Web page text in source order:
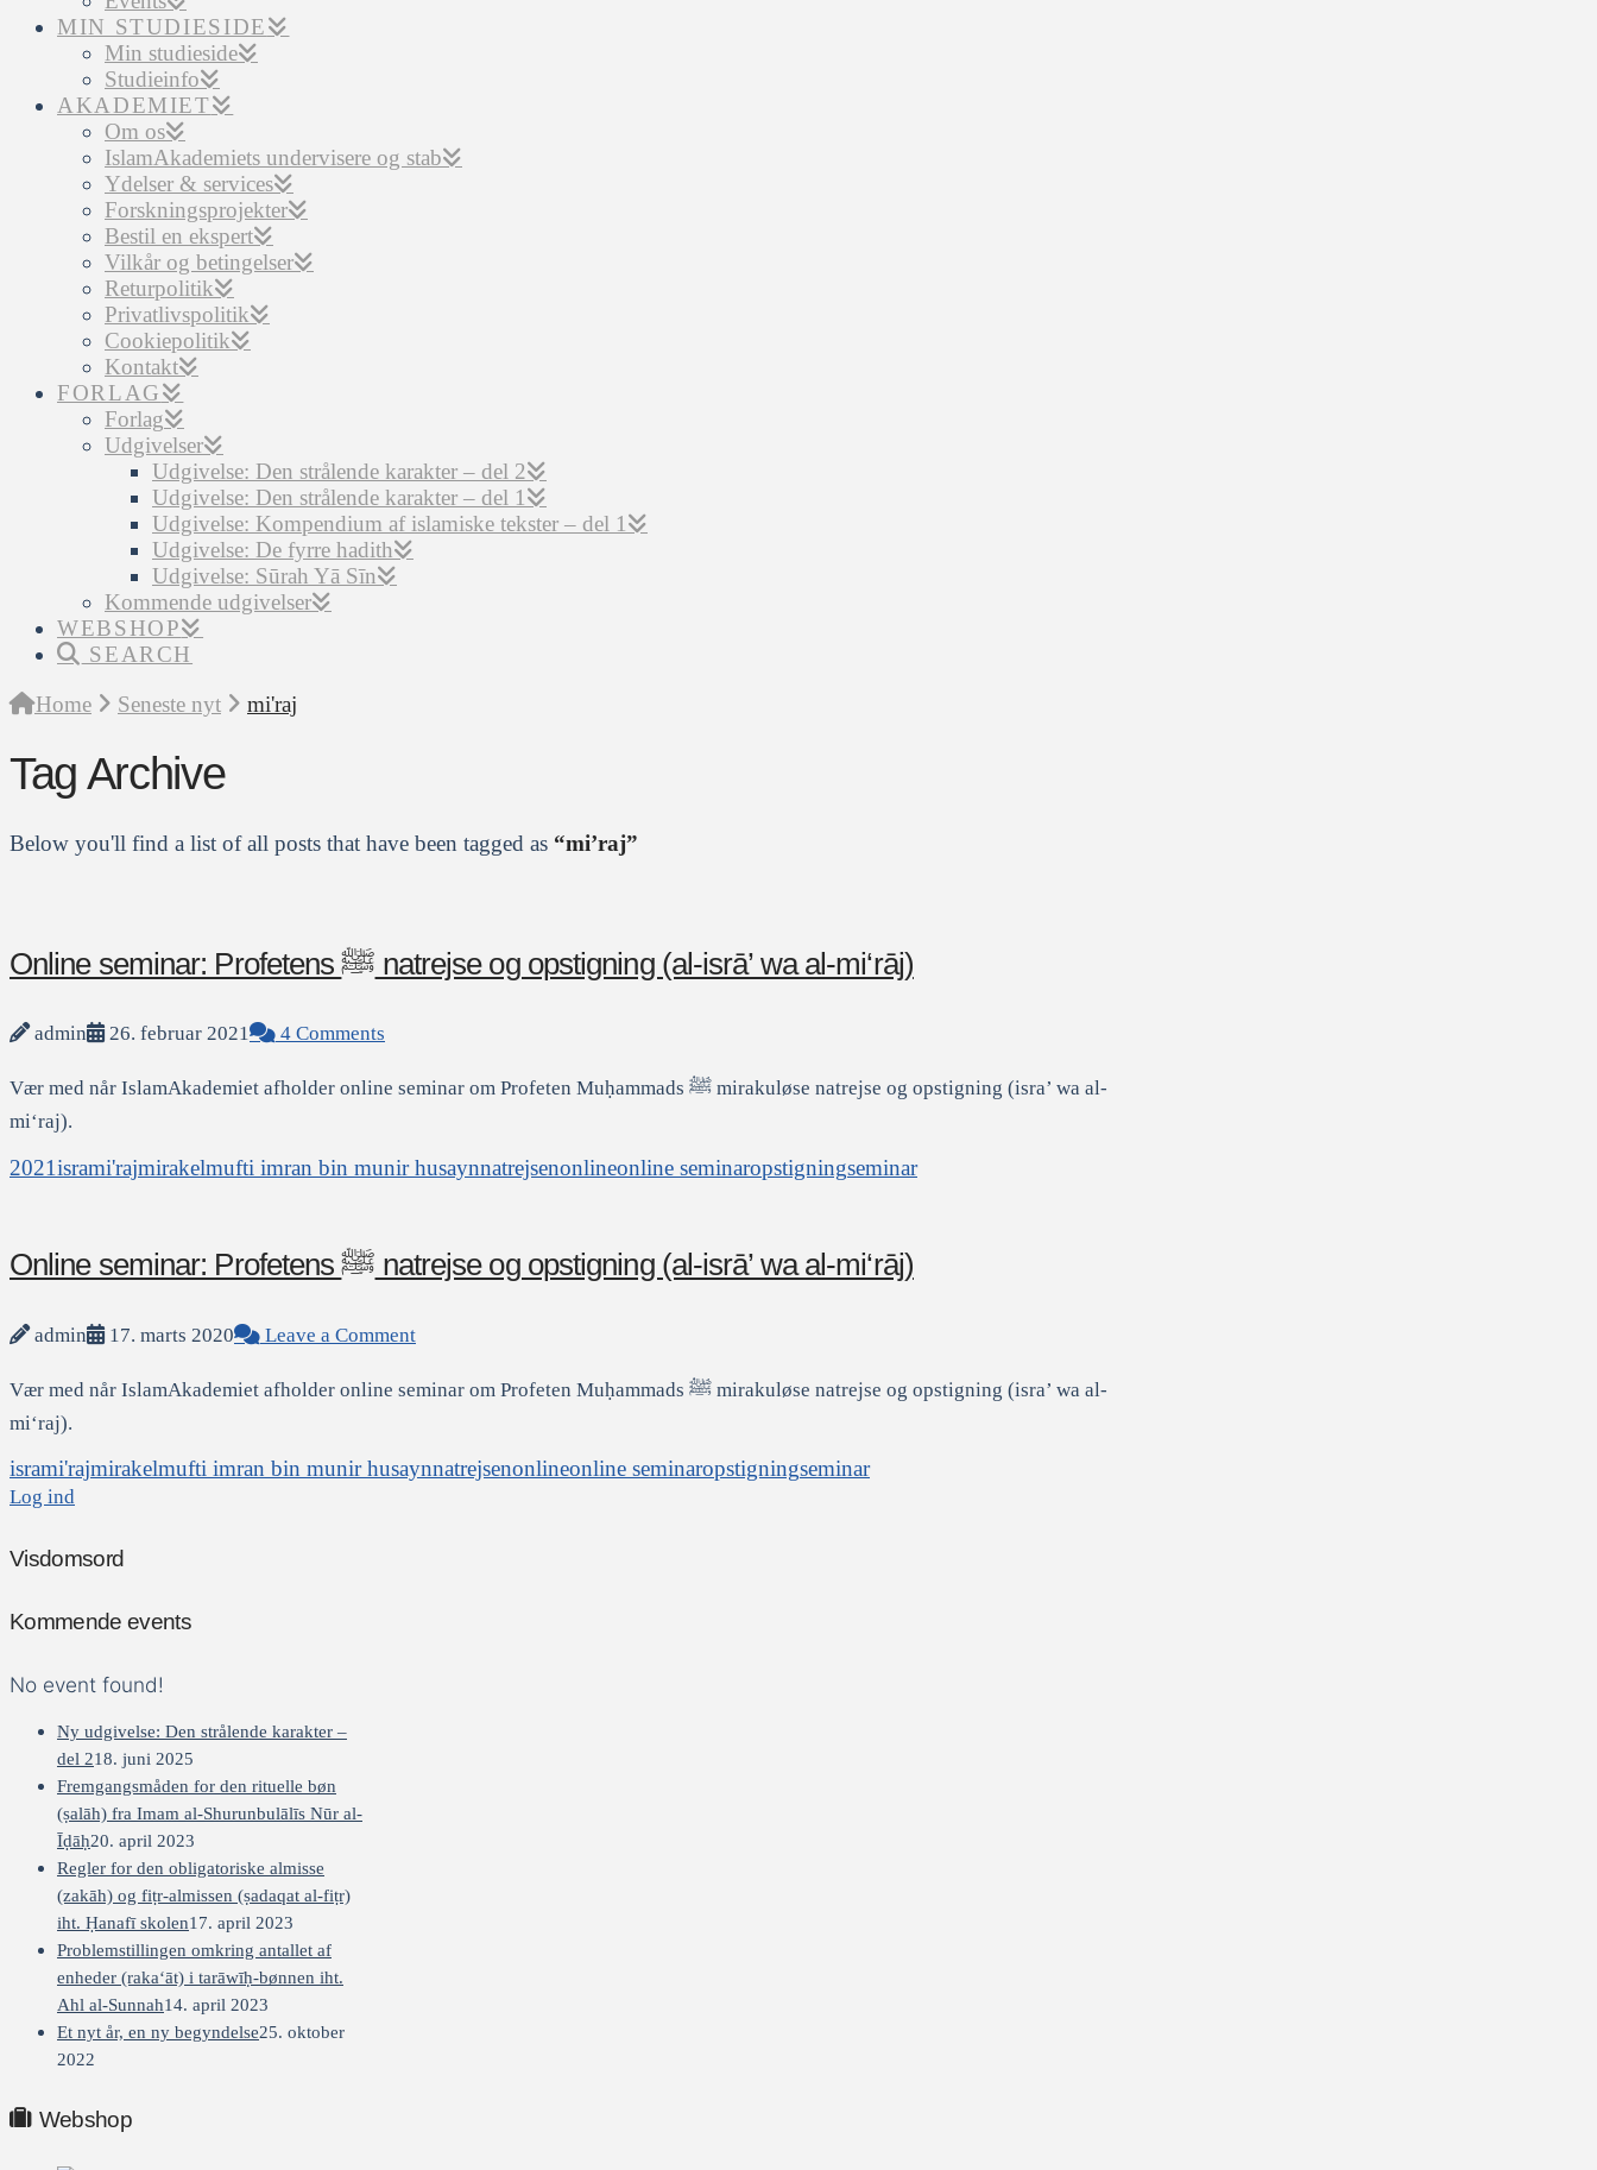
MIN STUDIESIDE
Min studieside
Studieinfo
AKADEMIET
Om os
IslamAkademiets undervisere og stab
Ydelser & services
Forskningsprojekter
Bestil en ekspert
Vilkår og betingelser
Returpolitik
Privatlivspolitik
Cookiepolitik
Kontakt
FORLAG
Forlag
Udgivelser
Udgivelse: Den strålende karakter – del 2
Udgivelse: Den strålende karakter – del 1
Udgivelse: Kompendium af islamiske tekster – del 1
Udgivelse: De fyrre hadith
Udgivelse: Sūrah Yā Sīn
Kommende udgivelser
WEBSHOP
SEARCH
Home
Seneste nyt mi'raj
Tag Archive
Below you'll find a list of all posts that have been tagged as “mi’raj”
Online seminar: Profetens ﷺ natrejse og opstigning (al-isrā’ wa al-mi‘rāj)
admin 26. februar 2021 4 Comments
Vær med når IslamAkademiet afholder online seminar om Profeten Muḥammads ﷺ mirakuløse natrejse og opstigning (isra’ wa al-
mi‘raj).
2021isrami'rajmirakelmufti imran bin munir husaynnatrejsenonlineonline seminaropstigningseminar
Online seminar: Profetens ﷺ natrejse og opstigning (al-isrā’ wa al-mi‘rāj)
admin 17. marts 2020 Leave a Comment
Vær med når IslamAkademiet afholder online seminar om Profeten Muḥammads ﷺ mirakuløse natrejse og opstigning (isra’ wa al-
mi‘raj).
isrami'rajmirakelmufti imran bin munir husaynnatrejsenonlineonline seminaropstigningseminar
Log ind
Visdomsord
Kommende events
No event found!
Ny udgivelse: Den strålende karakter –
del 218. juni 2025
Fremgangsmåden for den rituelle bøn
(ṣalāh) fra Imam al-Shurunbulālīs Nūr al-
Īḍāḥ20. april 2023
Regler for den obligatoriske almisse
(zakāh) og fiṭr-almissen (ṣadaqat al-fiṭr)
iht. Ḥanafī skolen17. april 2023
Problemstillingen omkring antallet af
enheder (raka‘āt) i tarāwīḥ-bønnen iht.
Ahl al-Sunnah14. april 2023
Et nyt år, en ny begyndelse25. oktober
2022
Webshop